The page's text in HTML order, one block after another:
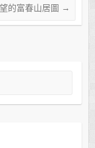
的富春山居圖 →